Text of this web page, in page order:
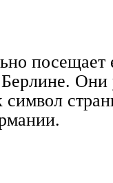
посещает
Берлине.